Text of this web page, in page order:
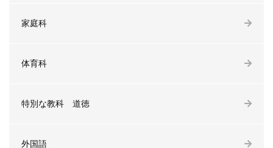
家庭科
体育科
特別な教科 道徳
外国語